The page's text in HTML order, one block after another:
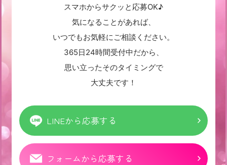
スマホからサクッと応募OK♪
気になることがあれば、
いつでもお気軽にご相談ください。
365日24時間受付中だから、
思い立ったそのタイミングで
大丈夫です！
LINEから応募する
フォームから応募する